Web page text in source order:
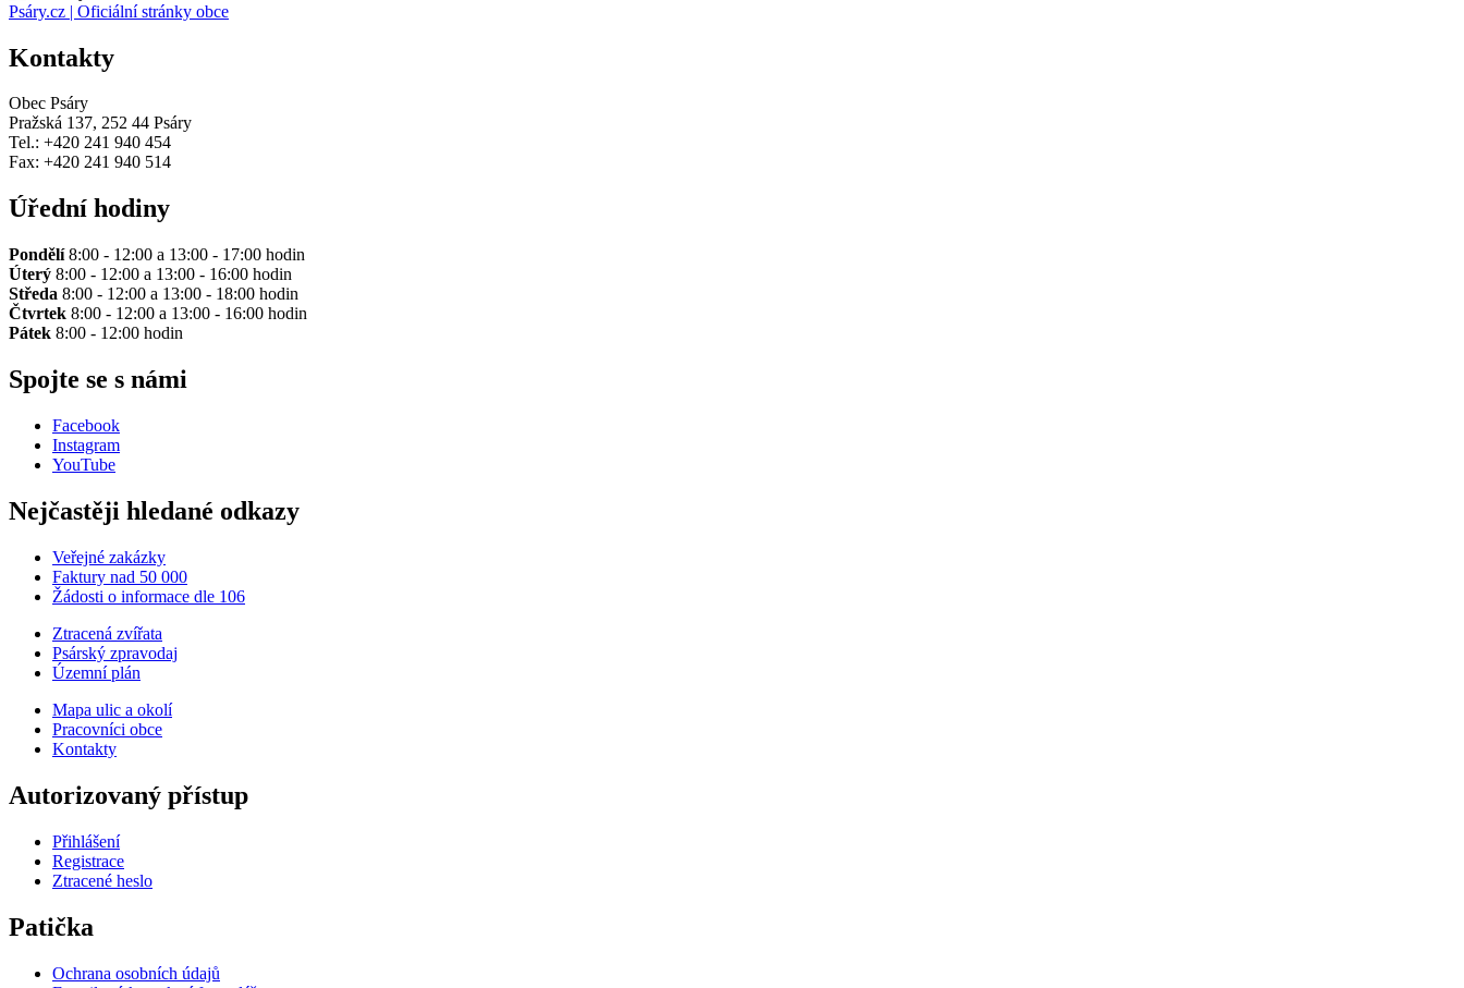
Psáry.cz | Oficiální stránky obce
Kontakty
Obec Psáry
Pražská 137, 252 44 Psáry
Tel.: +420 241 940 454
Fax: +420 241 940 514
Úřední hodiny
Pondělí8:00 - 12:00 a 13:00 - 17:00 hodin
Úterý 8:00 - 12:00 a 13:00 - 16:00 hodin
Středa 8:00 - 12:00 a 13:00 - 18:00 hodin
Čtvrtek 8:00 - 12:00 a 13:00 - 16:00 hodin
Pátek 8:00 - 12:00 hodin
Spojte se s námi
Facebook
Instagram
YouTube
Nejčastěji hledané odkazy
Veřejné zakázky
Faktury nad 50 000
Žádosti o informace dle 106
Ztracená zvířata
Psárský zpravodaj
Územní plán
Mapa ulic a okolí
Pracovníci obce
Kontakty
Autorizovaný přístup
Přihlášení
Registrace
Ztracené heslo
Patička
Ochrana osobních údajů